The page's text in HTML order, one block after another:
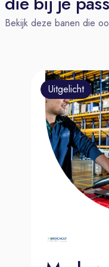
Het
de
Het tijdig
van de
Het
productie,
De
Dit breng
Bekijk deze banen die
Uitgelicht